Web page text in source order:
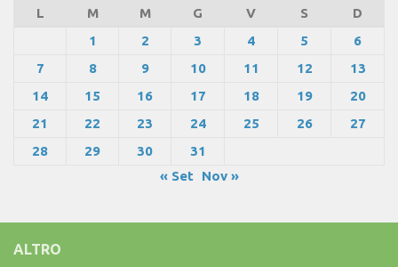
L
M M G V S
D
1
2 3 4 5
6
7
8 9 10 11 12
13
14
15 16 17 18 19
20
21
22 23 24 25 26
27
28
29 30
31
« Set
Nov »
ALTRO